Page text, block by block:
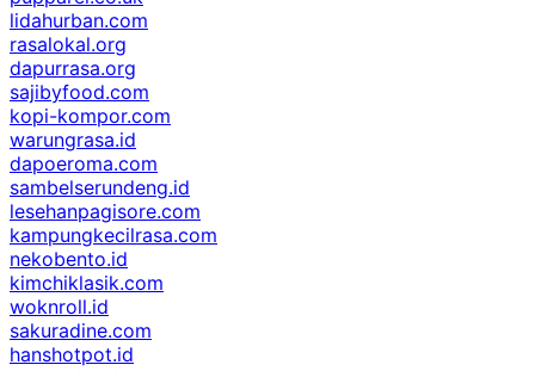
lidahurban.com
rasalokal.org
dapurrasa.org
sajibyfood.com
kopi-kompor.com
warungrasa.id
dapoeroma.com
sambelserundeng.id
lesehanpagisore.com
kampungkecilrasa.com
nekobento.id
kimchiklasik.com
woknroll.id
sakuradine.com
hanshotpot.id